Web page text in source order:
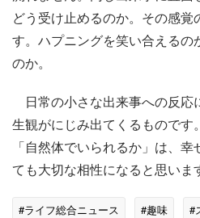
どう受け止めるのか。その感覚
す。ハプニングを笑い合えるの
のか。
日常の小さな出来事への反応
生観がにじみ出てくるものです
「自然体でいられるか」は、
ても大切な相性になると思いま
#ライフ総合ニュース #趣味 #